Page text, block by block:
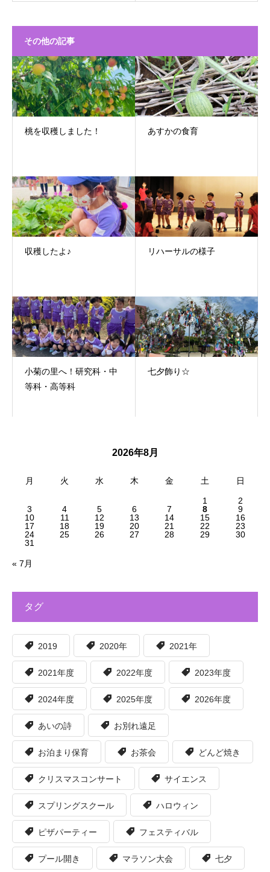
その他の記事
桃を収穫しました！ あすかの食育
収穫したよ♪ リハーサルの様子
小菊の里へ！研究科・中
等科・高等科
七夕飾り☆
2026年8月
月 火 水 木 金 土 日
1
2
3
4 5 6 7 8
9
10
11 12 13 14 15
16
17
18 19 20 21 22
23
24
25 26 27 28 29
30
31
« 7月
タグ
2019 2020年 2021年
2021年度 2022年度 2023年度
2024年度 2025年度 2026年度
あいの詩 お別れ遠足
お泊まり保育 お茶会 どんど焼き
クリスマスコンサート サイエンス
スプリングスクール ハロウィン
ピザパーティー フェスティバル
プール開き マラソン大会 七夕